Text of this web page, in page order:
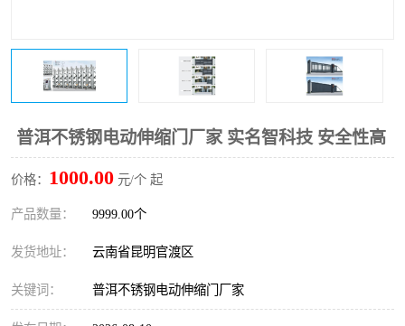
普洱不锈钢电动伸缩门厂家 实名智科技 安全性高
价格： 1000.00 元/个 起
产品数量： 9999.00个
发货地址： 云南省昆明官渡区
关键词： 普洱不锈钢电动伸缩门厂家